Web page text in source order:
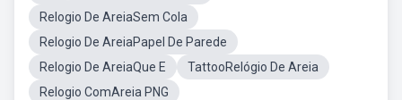
Relogio De AreiaSem Cola
Relogio De AreiaPapel De Parede
Relogio De AreiaQue E
TattooRelógio De Areia
Relogio ComAreia PNG